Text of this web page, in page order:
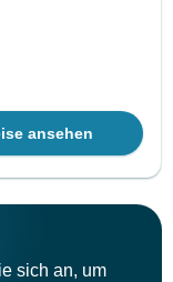
ansehen
sich an, um